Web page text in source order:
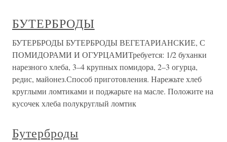
БУТЕРБРОДЫ
БУТЕРБРОДЫ БУТЕРБРОДЫ ВЕГЕТАРИАНСКИЕ, С
ПОМИДОРАМИ И ОГУРЦАМИТребуется: 1/2 буханки
нарезного хлеба, 3–4 крупных помидора, 2–3 огурца,
редис, майонез.Способ приготовления. Нарежьте хлеб
круглыми ломтиками и поджарьте на масле. Положите на
кусочек хлеба полукруглый ломтик
Бутерброды